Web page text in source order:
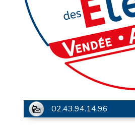
02.43.94.14.96